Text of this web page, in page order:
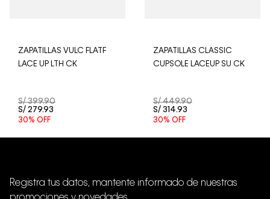
ZAPATILLAS VULC FLATF
LACE UP LTH CK
S/ 399.90
S/ 279.93
30% OFF
ZAPATILLAS CLASSIC
CUPSOLE LACEUP SU CK
S/ 449.90
S/ 314.93
30% OFF
Registra tus datos, mantente informado de nuestras